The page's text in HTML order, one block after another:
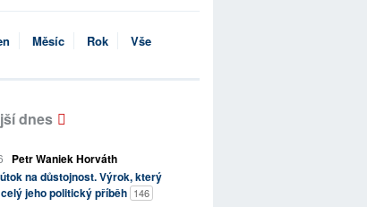
Měsíc Rok Vše
dnes
Petr Waniek Horváth
na důstojnost. Výrok, který
jeho politický příběh 146